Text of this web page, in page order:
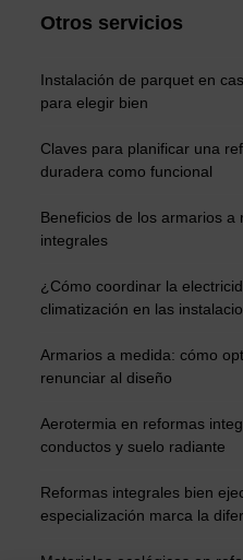
Otros servicios
Instalación de parquet en
para elegir bien
Claves para planificar una
duradera como funcional
Beneficios de los armarios a
integrales
¿Cómo coordinar la
climatización en las
Armarios a medida: cómo
renunciar al diseño
Aerotermia en reformas
conductos y suelo radiante
Reformas integrales bien
especialización marca la